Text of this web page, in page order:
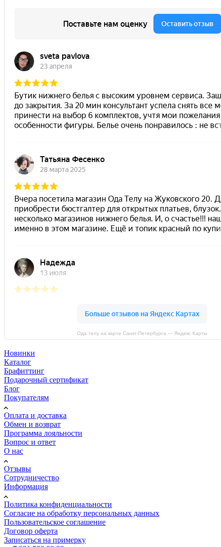
Ода телу на карте Санкт-Петербурга — Яндекс Карты
Новинки
Каталог
Брафиттинг
Подарочный сертификат
Блог
Покупателям
Оплата и доставка
Обмен и возврат
Программа лояльности
Вопрос и ответ
О нас
Отзывы
Сотрудничество
Информация
Политика конфиденциальности
Согласие на обработку персональных данных
Пользовательское соглашение
Договор оферта
Записаться на примерку